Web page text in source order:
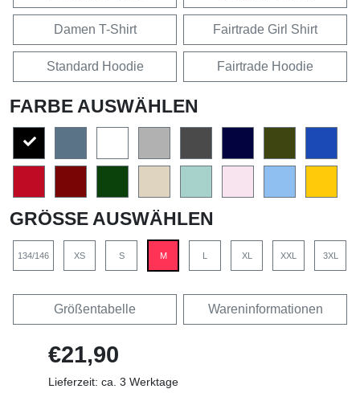
Damen T-Shirt Fairtrade Girl Shirt
Standard Hoodie Fairtrade Hoodie
FARBE AUSWÄHLEN
GRÖSSE AUSWÄHLEN
134/146 XS S M L XL XXL 3XL
Größentabelle Wareninformationen
€21,90
Lieferzeit: ca. 3 Werktage